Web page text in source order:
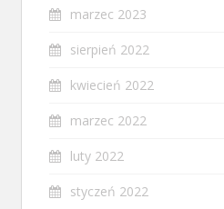
marzec 2023
sierpień 2022
kwiecień 2022
marzec 2022
luty 2022
styczeń 2022